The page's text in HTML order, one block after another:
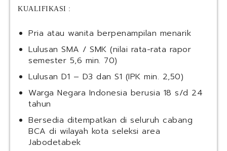
KUALIFIKASI :
Pria atau wanita berpenampilan menarik
Lulusan SMA / SMK (nilai rata-rata rapor
semester 5,6 min. 70)
Lulusan D1 – D3 dan S1 (IPK min. 2,50)
Warga Negara Indonesia berusia 18 s/d 24
tahun
Bersedia ditempatkan di seluruh cabang
BCA di wilayah kota seleksi area
Jabodetabek